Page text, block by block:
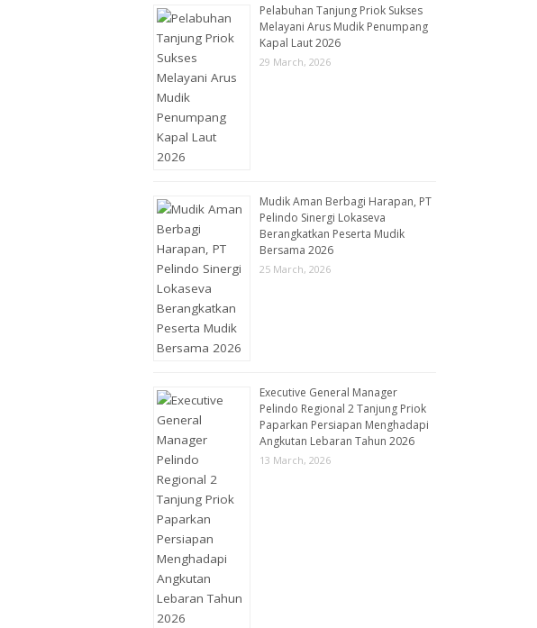
Pelabuhan Tanjung Priok Sukses
Melayani Arus Mudik Penumpang
Kapal Laut 2026
29 March, 2026
Mudik Aman Berbagi Harapan, PT
Pelindo Sinergi Lokaseva
Berangkatkan Peserta Mudik
Bersama 2026
25 March, 2026
Executive General Manager
Pelindo Regional 2 Tanjung Priok
Paparkan Persiapan Menghadapi
Angkutan Lebaran Tahun 2026
13 March, 2026